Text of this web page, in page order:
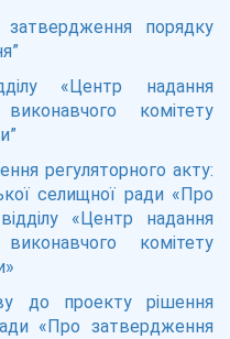
порядку
«Центр надання
комітету
регуляторного акту:
селищної ради «Про
«Центр надання
комітету
до проекту рішення
«Про затвердження